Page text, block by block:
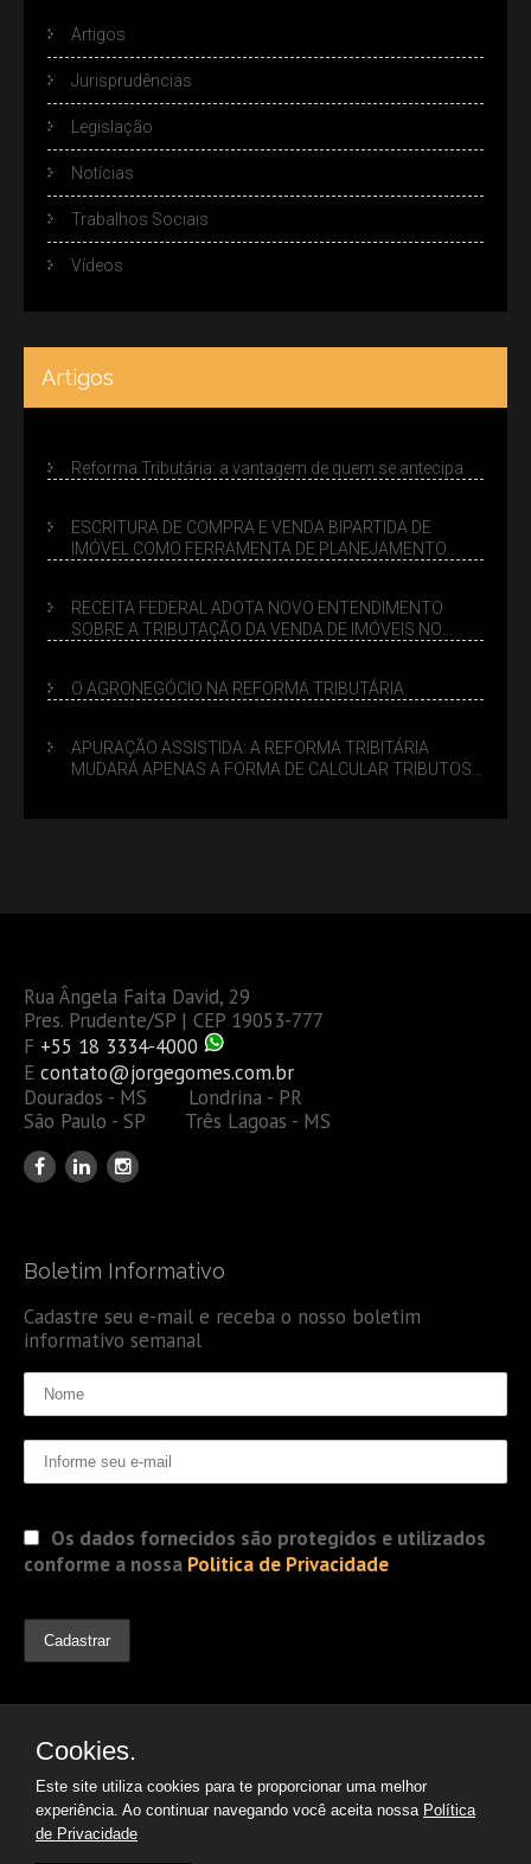
Artigos
Jurisprudências
Legislação
Notícias
Trabalhos Sociais
Vídeos
Artigos
Reforma Tributária: a vantagem de quem se antecipa
ESCRITURA DE COMPRA E VENDA BIPARTIDA DE
IMÓVEL COMO FERRAMENTA DE PLANEJAMENTO
RECEITA FEDERAL ADOTA NOVO ENTENDIMENTO
SOBRE A TRIBUTAÇÃO DA VENDA DE IMÓVEIS NO
O AGRONEGÓCIO NA REFORMA TRIBUTÁRIA
APURAÇÃO ASSISTIDA: A REFORMA TRIBITÁRIA
MUDARÁ APENAS A FORMA DE CALCULAR TRIBUTOS
Rua Ângela Faita David, 29
Pres. Prudente/SP | CEP 19053-777
F +55 18 3334-4000
E contato@jorgegomes.com.br
Dourados - MS Londrina - PR
São Paulo - SP Três Lagoas - MS
Boletim Informativo
Cadastre seu e-mail e receba o nosso boletim
informativo semanal
Os dados fornecidos são protegidos e utilizados
conforme a nossa Politica de Privacidade
© 2019 Jorge Gomes
Cookies.
Este site utiliza cookies para te proporcionar uma melhor
experiência. Ao continuar navegando você aceita nossa Política
de Privacidade